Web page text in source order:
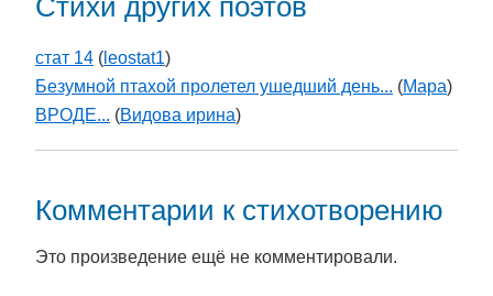
Стихи других поэтов
стат 14 ( leostat1)
Безумной птахой пролетел ушедший день... (Мара)
ВРОДЕ... (Видова ирина)
Комментарии к стихотворению
Это произведение ещё не комментировали.